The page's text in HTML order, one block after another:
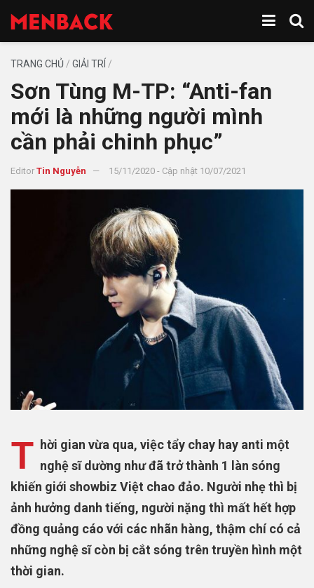
TRANG CHỦ / GIẢI TRÍ /
Sơn Tùng M-TP: “Anti-fan
mới là những người mình
cần phải chinh phục”
Editor Tin Nguyễn 15/11/2020 - Cập nhật 10/07/2021
T hời gian vừa qua, việc tẩy chay hay anti một
nghệ sĩ dường như đã trở thành 1 làn sóng
khiến giới showbiz Việt chao đảo. Người nhẹ thì bị
ảnh hưởng danh tiếng, người nặng thì mất hết hợp
đồng quảng cáo với các nhãn hàng, thậm chí có cả
những nghệ sĩ còn bị cắt sóng trên truyền hình một
thời gian.